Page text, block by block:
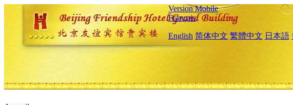
Version Mobile
Français
English 简体中文 繁體中文 日本語